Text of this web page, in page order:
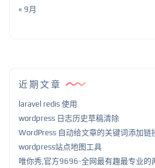
« 9月
近期文章
laravel redis 使用
wordpress 日志历史草稿清除
WordPress 自动给文章的关键词添加链
wordpress站点地图工具
唯你秀,官方9696-全网最有趣最专业的